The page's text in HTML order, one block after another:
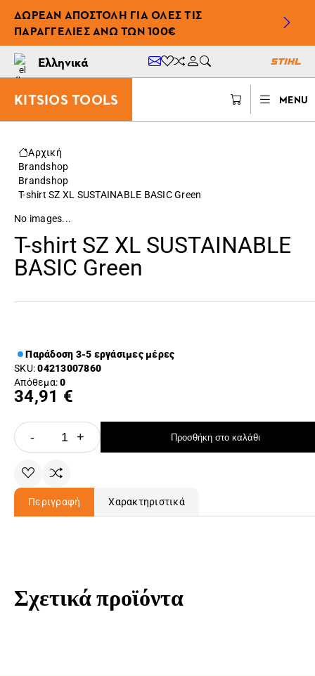
ΔΩΡΕΆΝ ΑΠΟΣΤΟΛΉ ΓΙΑ ΌΛΕΣ ΤΙΣ
ΠΑΡΑΓΓΕΛΊΕΣ ΆΝΩ ΤΩΝ 100€
Ελληνικά
KITSIOS TOOLS MENU
Αρχική
Brandshop
Brandshop
T-shirt SZ XL SUSTAINABLE BASIC Green
No images...
T-shirt SZ XL SUSTAINABLE
BASIC Green
Παράδοση 3-5 εργάσιμες μέρες
SKU:04213007860
Απόθεμα:0
34,91 €
- + Προσθήκη στο καλάθι
Περιγραφή Χαρακτηριστικά
Σχετικά προϊόντα